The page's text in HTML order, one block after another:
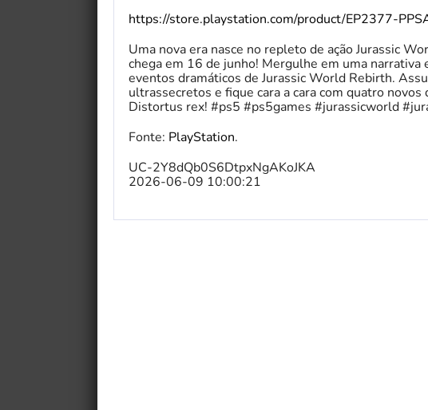
https://store.playstation.com/product/EP2377-
Uma nova era nasce no repleto de ação Jurassic
chega em 16 de junho! Mergulhe em uma narrativa
eventos dramáticos de Jurassic World Rebirth.
ultrassecretos e fique cara a cara com quatro
Distortus rex! #ps5 #ps5games #jurassicworld
Fonte: PlayStation.
UC-2Y8dQb0S6DtpxNgAKoJKA
2026-06-09 10:00:21